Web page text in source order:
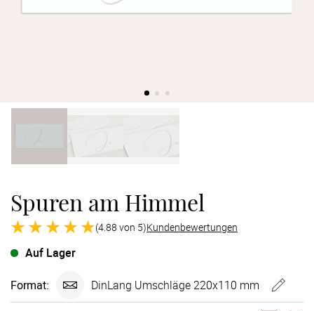
Spuren am Himmel
(4.88 von 5)Kundenbewertungen
Auf Lager
Format: DinLang Umschläge 220x110 mm